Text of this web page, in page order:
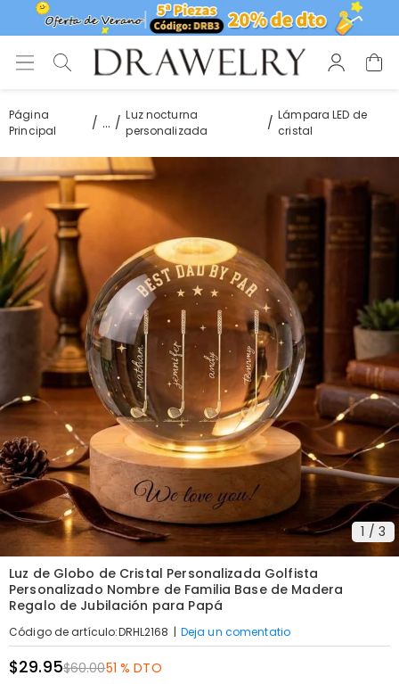
Página
Principal
...
Luz nocturna
personalizada
Lámpara LED de
cristal
1 / 3
Luz de Globo de Cristal Personalizada Golfista
Personalizado Nombre de Familia Base de Madera
Regalo de Jubilación para Papá
Código de artículo:DRHL2168 | Deja un comentatio
$29.95$60.0051 % DTO